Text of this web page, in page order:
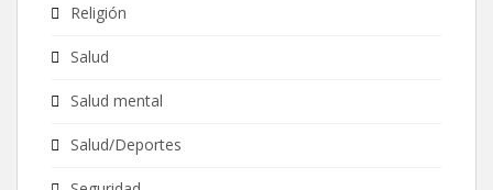
Religión
Salud
Salud mental
Salud/Deportes